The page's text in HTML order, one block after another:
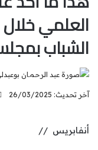
العلمي خلال
الشباب
آخر تحديث: 26/03/2025
أنفابريس //